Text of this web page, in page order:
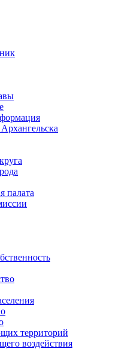
палата
территорий
воздействия